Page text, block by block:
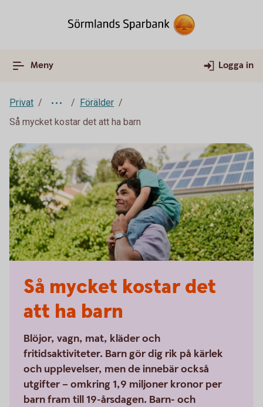
Meny Logga in
Privat
Förälder
Så mycket kostar det att ha barn
Så mycket kostar det
att ha barn
Blöjor, vagn, mat, kläder och
fritidsaktiviteter. Barn gör dig rik på kärlek
och upplevelser, men de innebär också
utgifter – omkring 1,9 miljoner kronor per
barn fram till 19-årsdagen. Barn- och